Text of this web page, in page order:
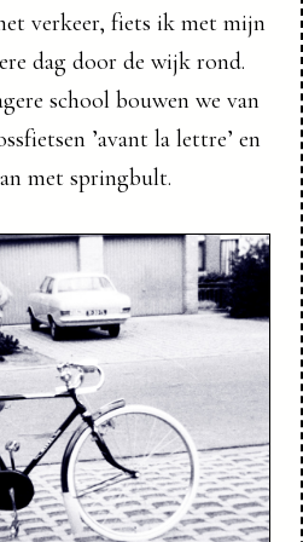
verkeer, fiets ik met mijn
dag door de wijk rond.
school bouwen we van
’avant la lettre’ en
met springbult.